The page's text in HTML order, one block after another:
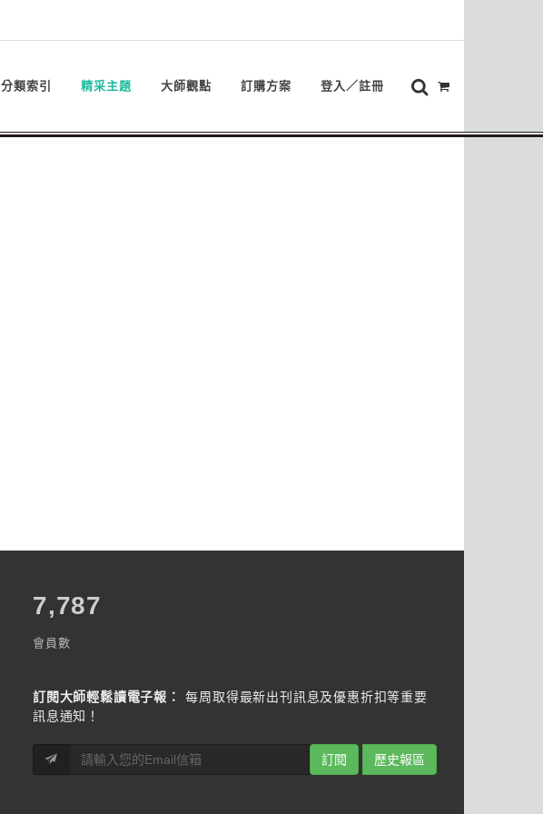
分類索引 精采主題 大師觀點 訂購方案 登入／註冊
7,787
會員數
訂閱大師輕鬆讀電子報：
每周取得最新出刊訊息及優惠折扣等重要
訊息通知！
訂閱 歷史報區